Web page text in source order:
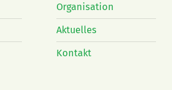
Organisation
Aktuelles
Kontakt